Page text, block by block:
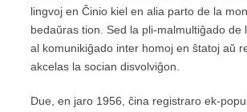
lingvoj en Ĉinio kiel en alia parto de la
bedaŭras tion. Sed la pli-malmultiĝado de
al komunikiĝado inter homoj en ŝtatoj aŭ
akcelas la socian disvolviĝon.
Due, en jaro 1956, ĉina registraro ek-